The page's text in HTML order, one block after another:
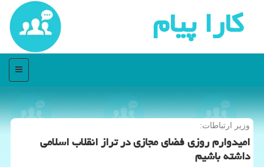
كارا پیام
منو
وزیر ارتباطات:
امیدوارم روزی فضای مجازی در تراز انقلاب اسلامی
داشته باشیم